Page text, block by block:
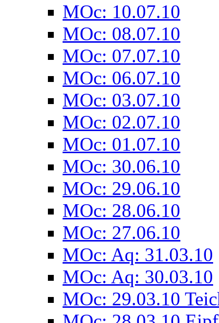
MOc: 10.07.10
MOc: 08.07.10
MOc: 07.07.10
MOc: 06.07.10
MOc: 03.07.10
MOc: 02.07.10
MOc: 01.07.10
MOc: 30.06.10
MOc: 29.06.10
MOc: 28.06.10
MOc: 27.06.10
MOc: Aq: 31.03.10
MOc: Aq: 30.03.10
MOc: 29.03.10